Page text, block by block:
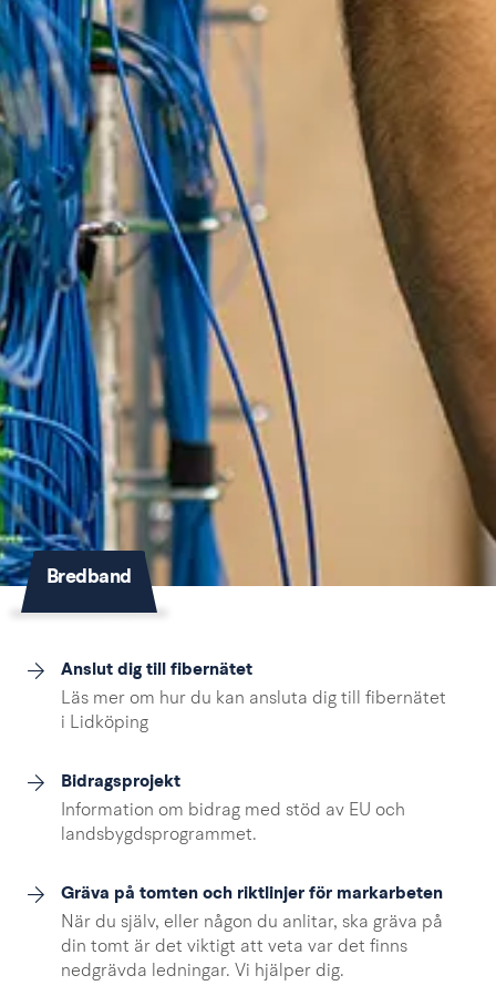
Bredband
Anslut dig till fibernätet
Läs mer om hur du kan ansluta dig till fibernätet
i Lidköping
Bidragsprojekt
Information om bidrag med stöd av EU och
landsbygdsprogrammet.
Gräva på tomten och riktlinjer för markarbeten
När du själv, eller någon du anlitar, ska gräva på
din tomt är det viktigt att veta var det finns
nedgrävda ledningar. Vi hjälper dig.